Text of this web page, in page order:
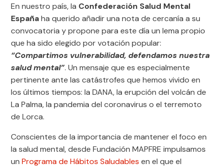
En nuestro país, la Confederación Salud Mental
Españaha querido añadir una nota de cercanía a su
convocatoria y propone para este día un lema propio
que ha sido elegido por votación popular:
“Compartimos vulnerabilidad, defendamos nuestra
salud mental”. Un mensaje que es especialmente
pertinente ante las catástrofes que hemos vivido en
los últimos tiempos: la DANA, la erupción del volcán de
La Palma, la pandemia del coronavirus o el terremoto
de Lorca.
Conscientes de la importancia de mantener el foco en
la salud mental, desde Fundación MAPFRE impulsamos
unPrograma de Hábitos Saludables en el que el